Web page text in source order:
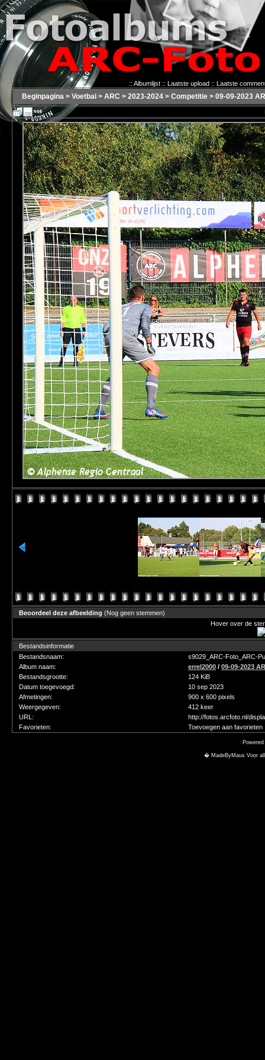
:: Albumlijst:: Laatste upload:: Laatste
Beginpagina > Voetbal > ARC > 2023-2024 > Competitie > 09-09-2023
Beoordeel deze afbeelding (Nog geen stemmen)
Hover over de
Bestandsinformatie
Bestandsnaam:
s9029_ARC-Foto_ARC-
Album naam:
errel2000 / 09-09-2023
Bestandsgrootte:
124 KiB
Datum toegevoegd:
10 sep 2023
Afmetingen:
900 x 600 pixels
Weergegeven:
412 keer
URL:
http://fotos.arcfoto.nl/
Favorieten:
Toevoegen aan favorieten
� MadeByMaus Voor